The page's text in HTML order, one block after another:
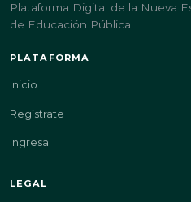
Plataforma Digital de la Nueva
de Educación Pública.
PLATAFORMA
Inicio
Regístrate
Ingresa
LEGAL